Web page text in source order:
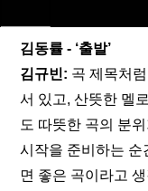
김동률 - ‘출발’
김규빈: 곡 제목처
서 있고, 산뜻한 멜
도 따뜻한 곡의 분
시작을 준비하는 순
면 좋은 곡이라고